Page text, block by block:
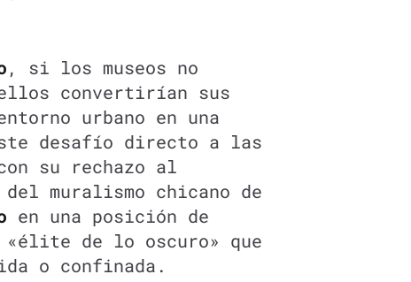
, si los museos no
convertirían sus
urbano en una
desafío directo a las
su rechazo al
muralismo chicano de
en una posición de
de lo oscuro» que
o confinada.